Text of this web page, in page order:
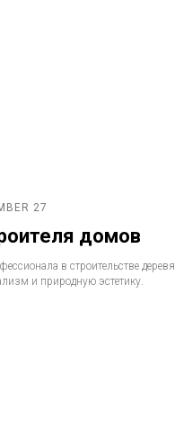
27
домов
в строительстве
и природную эстетику.